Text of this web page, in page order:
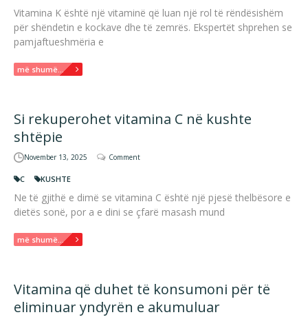
Vitamina K është një vitaminë që luan një rol të rëndësishëm
për shëndetin e kockave dhe të zemrës. Ekspertët shprehen se
pamjaftueshmëria e
më shumë...
Si rekuperohet vitamina C në kushte
shtëpie
November 13, 2025 Comment
C KUSHTE
Ne të gjithë e dimë se vitamina C është një pjesë thelbësore e
dietës sonë, por a e dini se çfarë masash mund
më shumë...
Vitamina që duhet të konsumoni për të
eliminuar yndyrën e akumuluar